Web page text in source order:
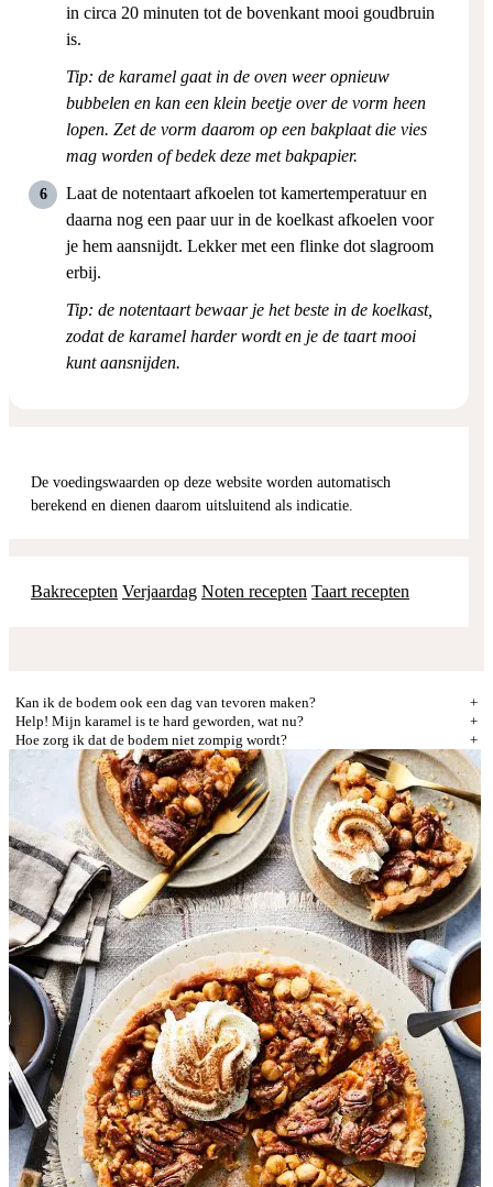
in circa 20 minuten tot de bovenkant mooi goudbruin
is.
Tip: de karamel gaat in de oven weer opnieuw
bubbelen en kan een klein beetje over de vorm heen
lopen. Zet de vorm daarom op een bakplaat die vies
mag worden of bedek deze met bakpapier.
Laat de notentaart afkoelen tot kamertemperatuur en
daarna nog een paar uur in de koelkast afkoelen voor
je hem aansnijdt. Lekker met een flinke dot slagroom
erbij.
Tip: de notentaart bewaar je het beste in de koelkast,
zodat de karamel harder wordt en je de taart mooi
kunt aansnijden.
De voedingswaarden op deze website worden automatisch
berekend en dienen daarom uitsluitend als indicatie.
Bakrecepten Verjaardag Noten recepten Taart recepten
Kan ik de bodem ook een dag van tevoren maken?
Help! Mijn karamel is te hard geworden, wat nu?
Hoe zorg ik dat de bodem niet zompig wordt?